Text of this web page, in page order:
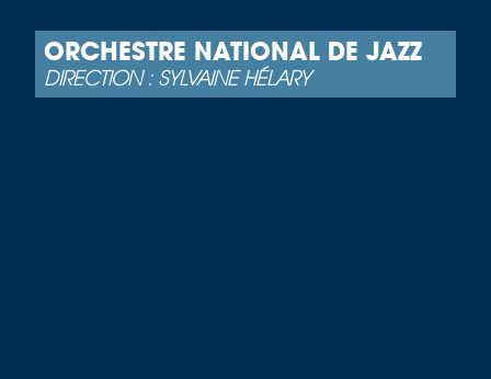
ORCHESTRE NATIONAL DE JAZZ
DIRECTION : SYLVAINE HÉLARY